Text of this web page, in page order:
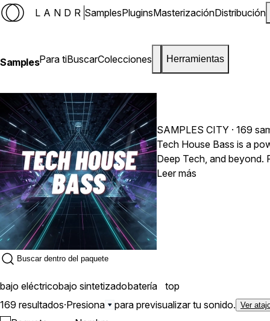
LANDR SamplesPluginsMasterizaciónDistribución
SamplesPara tiBuscarColecciones Herramientas
SAMPLES CITY · 169
Tech House Bass is a
Deep Tech, and beyond.
In addition, the pack
Leer más
bajo eléctricobajo sintetizadobatería
top
169 resultados·Presiona para previsualizar tu sonido. Ver